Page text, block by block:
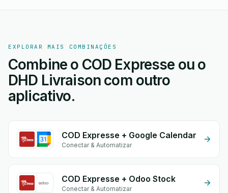
EXPLORAR MAIS COMBINAÇÕES
Combine o COD Expresse ou o
DHD Livraison com outro
aplicativo.
COD Expresse + Google Calendar
Conectar & Automatizar
COD Expresse + Odoo Stock
Conectar & Automatizar